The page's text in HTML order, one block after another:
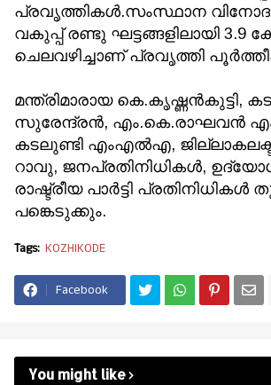
പ്രവൃത്തികള്‍.സംസ്ഥാന
വകുപ്പ് രണ്ടു ഘട്ടങ്ങളിലായി 3.9
ചെലവഴിച്ചാണ് പ്രവൃത്തി
മന്ത്രിമാരായ കെ.കൃഷ്ണന്‍കുട്ടി,
സുരേന്ദ്രന്‍, എം.കെ.രാഘവന്‍
കടലുണ്ടി എംഎല്‍എ,
റാവു, ജനപ്രതിനിധികള്‍,
രാഷ്ട്രീയ പാര്‍ട്ടി പ്രതിനിധികള്‍
പങ്കെടുക്കും.
Tags: KOZHIKODE
Facebook
You might like